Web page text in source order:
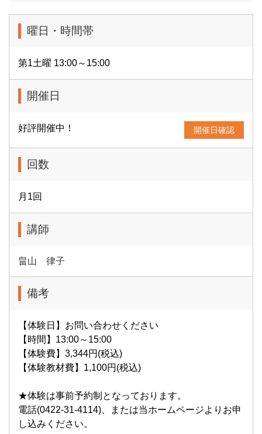
曜日・時間帯
第1土曜 13:00～15:00
開催日
好評開催中！ 開催日確認
回数
月1回
講師
畠山 律子
備考
【体験日】お問い合わせください
【時間】13:00～15:00
【体験費】3,344円(税込)
【体験教材費】1,100円(税込)
★体験は事前予約制となっております。
電話(0422-31-4114)、または当ホームページよりお申
し込みください。